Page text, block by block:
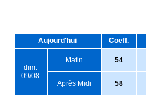
Aujourd'hui Coeff.
dim.
09/08
Matin 54
Après Midi 58